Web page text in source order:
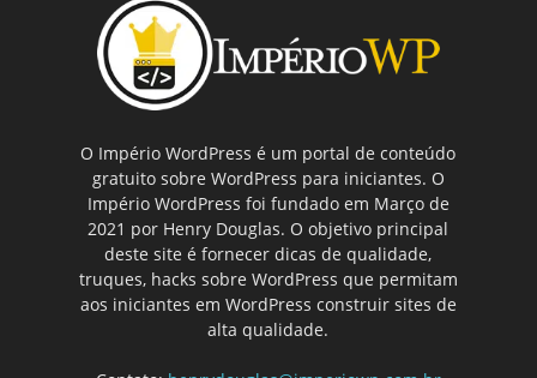
O Império WordPress é um portal de conteúdo
gratuito sobre WordPress para iniciantes. O
Império WordPress foi fundado em Março de
2021 por Henry Douglas. O objetivo principal
deste site é fornecer dicas de qualidade,
truques, hacks sobre WordPress que permitam
aos iniciantes em WordPress construir sites de
alta qualidade.